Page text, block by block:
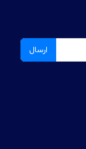
ارسال